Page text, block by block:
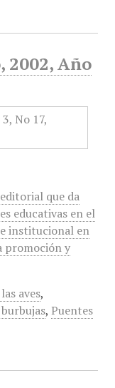
Año
que da
educativas en el
institucional en
promoción y
aves,
, Puentes